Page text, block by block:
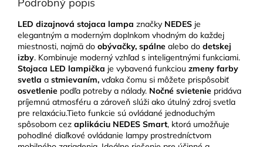
Podrobný popis
LED dizajnová stojaca lampa značky NEDES je
elegantným a moderným doplnkom vhodným do každej
miestnosti, najmä do obývačky, spálne alebo do detskej
izby. Kombinuje moderný vzhľad s inteligentnými funkciami.
Stojaca LED lampička je vybavená funkciou zmeny farby
svetla a stmievaním, vďaka čomu si môžete prispôsobiť
osvetlenie podľa potreby a nálady. Nočné svietenie pridáva
príjemnú atmosféru a zároveň slúži ako útulný zdroj svetla
pre relaxáciu.Tieto funkcie sú ovládané jednoduchým
spôsobom cez aplikáciu NEDES Smart, ktorá umožňuje
pohodlné diaľkové ovládanie lampy prostredníctvom